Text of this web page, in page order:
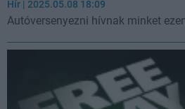
Hír | 2025.05.08 18:09
Autóversenyezni hívnak minket